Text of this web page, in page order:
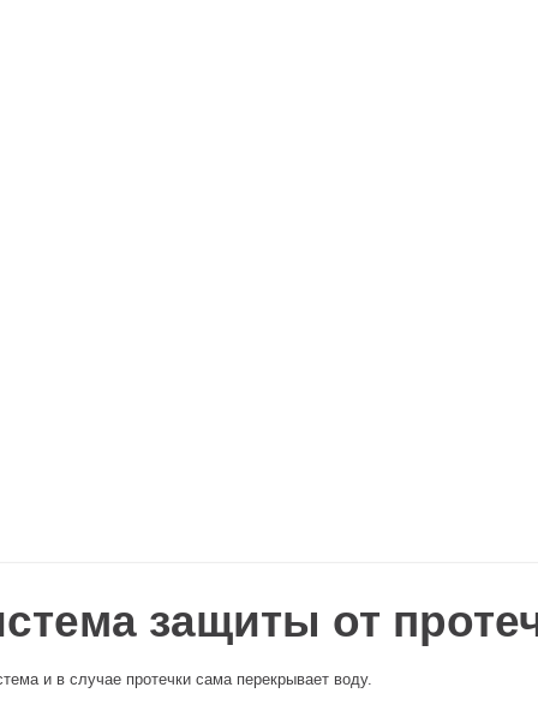
защиты от
и в случае протечки сама перекрывает воду.